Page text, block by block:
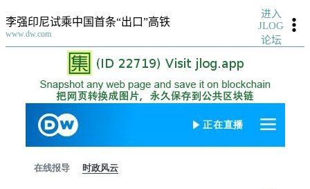
李强印尼试乘中国首条“出口”高铁
www.dw.com
进入
JLOG
论坛